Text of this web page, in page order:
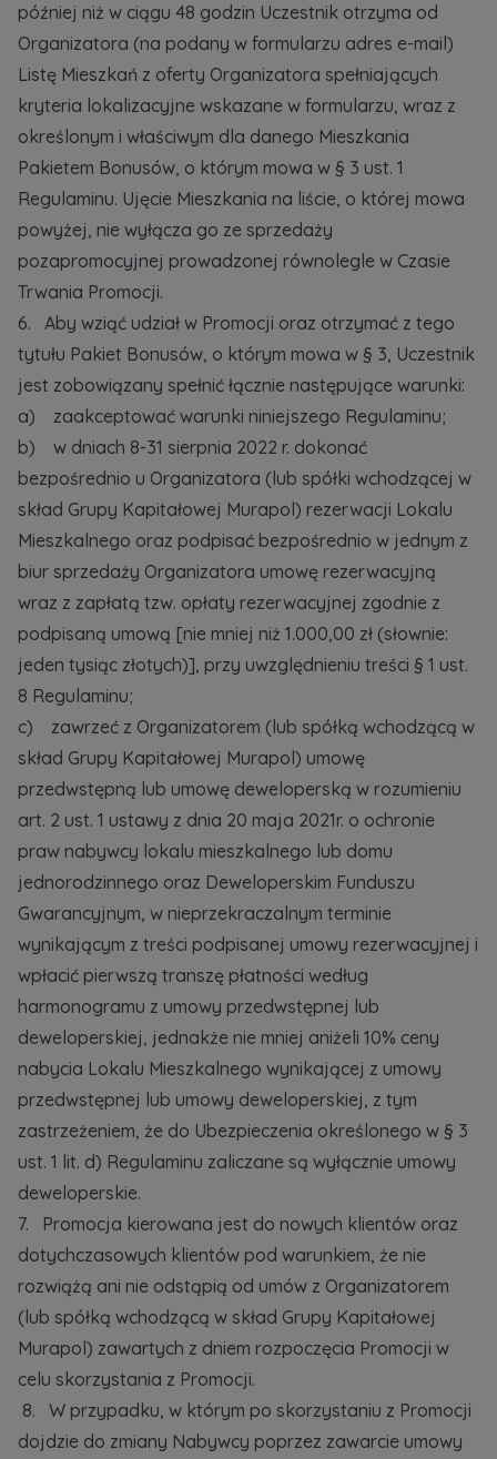
później niż w ciągu 48 godzin Uczestnik otrzyma od
Organizatora (na podany w formularzu adres e-mail)
Listę Mieszkań z oferty Organizatora spełniających
kryteria lokalizacyjne wskazane w formularzu, wraz z
określonym i właściwym dla danego Mieszkania
Pakietem Bonusów, o którym mowa w § 3 ust. 1
Regulaminu. Ujęcie Mieszkania na liście, o której mowa
powyżej, nie wyłącza go ze sprzedaży
pozapromocyjnej prowadzonej równolegle w Czasie
Trwania Promocji.
6. Aby wziąć udział w Promocji oraz otrzymać z tego
tytułu Pakiet Bonusów, o którym mowa w § 3, Uczestnik
jest zobowiązany spełnić łącznie następujące warunki:
a) zaakceptować warunki niniejszego Regulaminu;
b) w dniach 8-31 sierpnia 2022 r. dokonać
bezpośrednio u Organizatora (lub spółki wchodzącej w
skład Grupy Kapitałowej Murapol) rezerwacji Lokalu
Mieszkalnego oraz podpisać bezpośrednio w jednym z
biur sprzedaży Organizatora umowę rezerwacyjną
wraz z zapłatą tzw. opłaty rezerwacyjnej zgodnie z
podpisaną umową [nie mniej niż 1.000,00 zł (słownie:
jeden tysiąc złotych)], przy uwzględnieniu treści § 1 ust.
8 Regulaminu;
c) zawrzeć z Organizatorem (lub spółką wchodzącą w
skład Grupy Kapitałowej Murapol) umowę
przedwstępną lub umowę deweloperską w rozumieniu
art. 2 ust. 1 ustawy z dnia 20 maja 2021r. o ochronie
praw nabywcy lokalu mieszkalnego lub domu
jednorodzinnego oraz Deweloperskim Funduszu
Gwarancyjnym, w nieprzekraczalnym terminie
wynikającym z treści podpisanej umowy rezerwacyjnej i
wpłacić pierwszą transzę płatności według
harmonogramu z umowy przedwstępnej lub
deweloperskiej, jednakże nie mniej aniżeli 10% ceny
nabycia Lokalu Mieszkalnego wynikającej z umowy
przedwstępnej lub umowy deweloperskiej, z tym
zastrzeżeniem, że do Ubezpieczenia określonego w § 3
ust. 1 lit. d) Regulaminu zaliczane są wyłącznie umowy
deweloperskie.
7. Promocja kierowana jest do nowych klientów oraz
dotychczasowych klientów pod warunkiem, że nie
rozwiążą ani nie odstąpią od umów z Organizatorem
(lub spółką wchodzącą w skład Grupy Kapitałowej
Murapol) zawartych z dniem rozpoczęcia Promocji w
celu skorzystania z Promocji.
8. W przypadku, w którym po skorzystaniu z Promocji
dojdzie do zmiany Nabywcy poprzez zawarcie umowy